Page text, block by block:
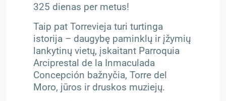
325 dienas per metus!
Taip pat Torrevieja turi turtinga
istorija – daugybę paminklų ir įžymių
lankytinų vietų, įskaitant Parroquia
Arciprestal de la Inmaculada
Concepción bažnyčia, Torre del
Moro, jūros ir druskos muziejų.